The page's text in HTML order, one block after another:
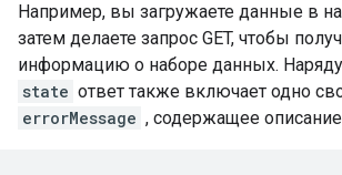
Например, вы загружаете данные в
затем делаете запрос GET, чтобы
информацию о наборе данных.
state ответ также включает одно
errorMessage , содержащее